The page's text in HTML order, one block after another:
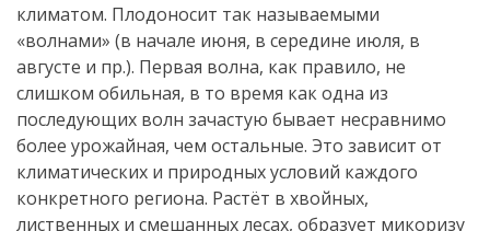
климатом. Плодоносит так называемыми
«волнами» (в начале июня, в середине июля, в
августе и пр.). Первая волна, как правило, не
слишком обильная, в то время как одна из
последующих волн зачастую бывает несравнимо
более урожайная, чем остальные. Это зависит от
климатических и природных условий каждого
конкретного региона. Растёт в хвойных,
лиственных и смешанных лесах, образует микоризу